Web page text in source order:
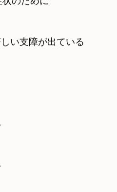
い支障が出ている